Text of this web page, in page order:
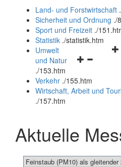
und
schließen
Land- und Forstwirtschaft .
Sicherheit und Ordnung ./
Sport und Freizeit ./
Statistik ./statistik.htm
und
schließen
Umwelt
und Natur
./153.htm
Verkehr ./155.htm
Wirtschaft, Arbeit und
./157.htm
Aktuelle